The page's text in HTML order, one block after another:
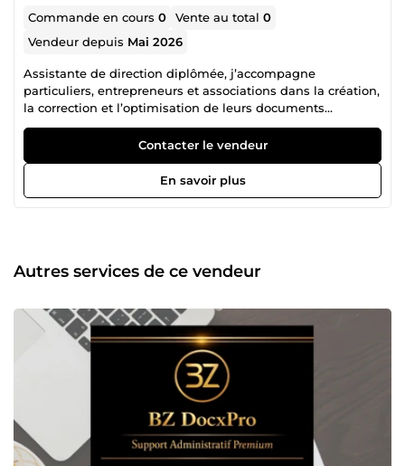
Commande en cours0 Vente au total0
Vendeur depuis Mai 2026
Assistante de direction diplômée, j’accompagne
particuliers, entrepreneurs et associations dans la création,
la correction et l’optimisation de leurs documents
professionnels. Mon objectif : vous fournir des documents
clairs, structurés, harmonisés et prêts à l’usage, grâce à
une expertise administrative solide et une maîtrise
avancée des outils bureautiques, dont Excel. Compétences
à votre service : ✓ Mise en forme professionnelle (Word
Création de modèles professionnels ; ✓ Tableaux Excel
(mise en forme, formules simples, tableaux de suivi). Je
vous livrer un résultat professionnel, cohérent et valorisant.
BZ DocxPro – l’expertise professionnelle administrative
Contacter le vendeur
En savoir plus
Autres services de ce vendeur